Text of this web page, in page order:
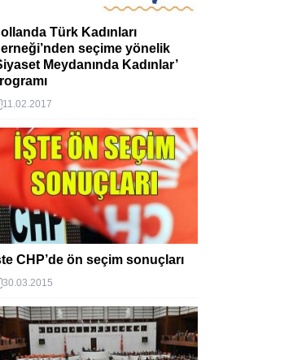
Türk Kadınları
seçime yönelik
Meydanında Kadınlar’
11.02.2017
CHP’de ön seçim sonuçları
30.03.2015